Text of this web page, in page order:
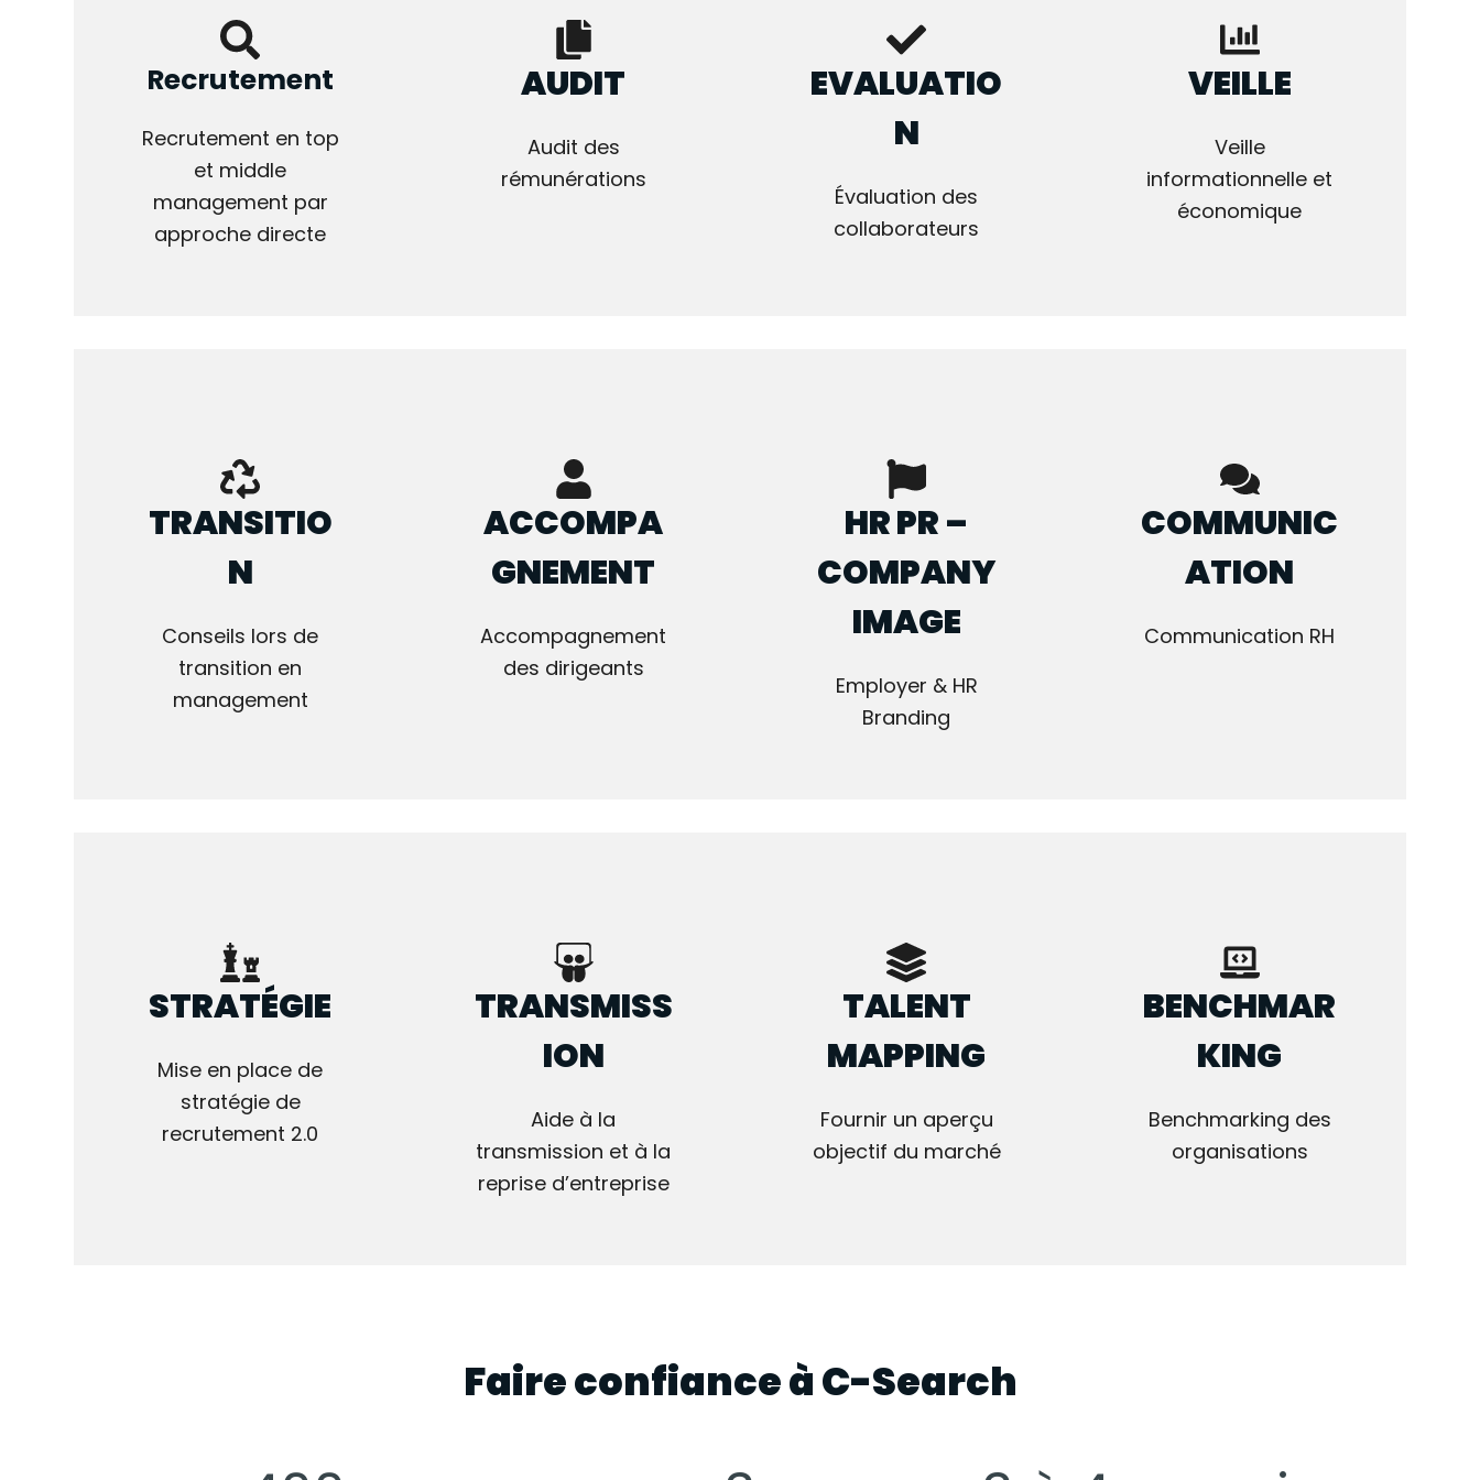
Recrutement
Recrutement en top
et middle
management par
approche directe
AUDIT
Audit des
rémunérations
EVALUATIO
N
Évaluation des
collaborateurs
VEILLE
Veille
informationnelle et
économique
TRANSITIO
N
Conseils lors de
transition en
management
ACCOMPA
GNEMENT
Accompagnement
des dirigeants
HR PR –
COMPANY
IMAGE
Employer & HR
Branding
COMMUNIC
ATION
Communication RH
STRATÉGIE
Mise en place de
stratégie de
recrutement 2.0
TRANSMISS
ION
Aide à la
transmission et à la
reprise d’entreprise
TALENT
MAPPING
Fournir un aperçu
objectif du marché
BENCHMAR
KING
Benchmarking des
organisations
Faire confiance à C-Search